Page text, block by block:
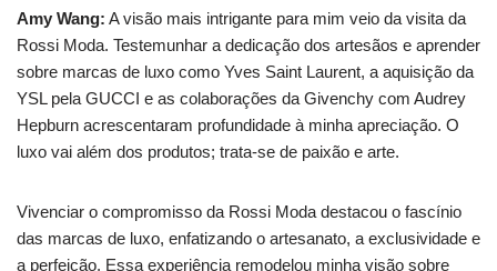
Amy Wang: A visão mais intrigante para mim veio da visita da
Rossi Moda. Testemunhar a dedicação dos artesãos e aprender
sobre marcas de luxo como Yves Saint Laurent, a aquisição da
YSL pela GUCCI e as colaborações da Givenchy com Audrey
Hepburn acrescentaram profundidade à minha apreciação. O
luxo vai além dos produtos; trata-se de paixão e arte.
Vivenciar o compromisso da Rossi Moda destacou o fascínio
das marcas de luxo, enfatizando o artesanato, a exclusividade e
a perfeição. Essa experiência remodelou minha visão sobre